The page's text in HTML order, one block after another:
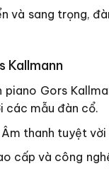
và sang trọng,
Kallmann
piano Gors
các mẫu đàn cổ.
Âm thanh tuyệt vời
cấp và công